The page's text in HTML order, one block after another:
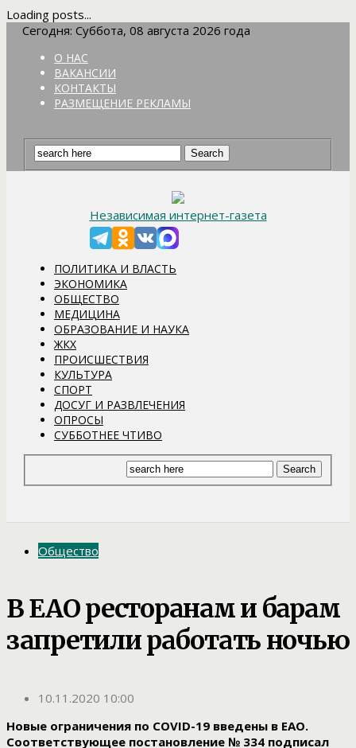
Loading posts...
Сегодня: Суббота, 08 августа 2026 года
О НАС
ВАКАНСИИ
КОНТАКТЫ
РАЗМЕЩЕНИЕ РЕКЛАМЫ
Независимая интернет-газета
ПОЛИТИКА И ВЛАСТЬ
ЭКОНОМИКА
ОБЩЕСТВО
МЕДИЦИНА
ОБРАЗОВАНИЕ И НАУКА
ЖКХ
ПРОИСШЕСТВИЯ
КУЛЬТУРА
СПОРТ
ДОСУГ И РАЗВЛЕЧЕНИЯ
ОПРОСЫ
СУББОТНЕЕ ЧТИВО
Общество
В ЕАО ресторанам и барам
запретили работать ночью
10.11.2020 10:00
Новые ограничения по COVID-19 введены в ЕАО.
Соответствующее постановление № 334 подписал